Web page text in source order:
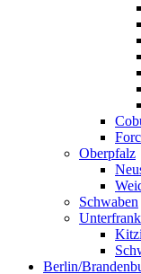
Oberpfalz
Schwaben
Berlin/